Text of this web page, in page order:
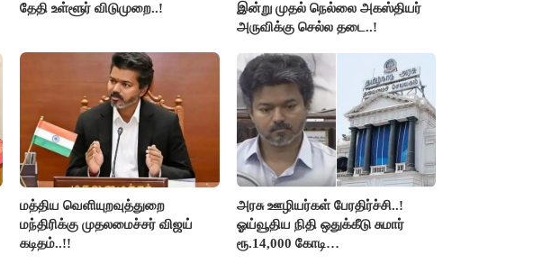
தேதி உள்ளூர் விடுமுறை..!
இன்று முதல் நெல்லை அகஸ்தியர்
அருவிக்கு செல்ல தடை..!
மத்திய வெளியுறவுத்துறை
மந்திரிக்கு முதலமைச்சர் விஜய்
கடிதம்..!!
அரசு ஊழியர்கள் பேரதிர்ச்சி..!
ஓய்வூதிய நிதி ஒதுக்கீடு சுமார்
ரூ.14,000 கோடி